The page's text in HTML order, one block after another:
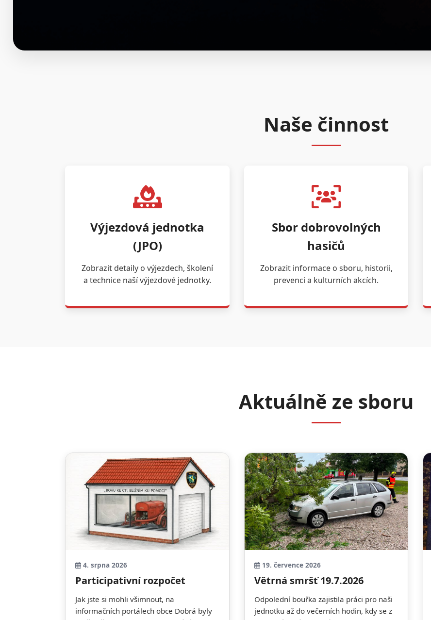
Naše činnost
Výjezdová jednotka
(JPO)
Zobrazit detaily o výjezdech, školení
a technice naší výjezdové jednotky.
Sbor dobrovolných
hasičů
Zobrazit informace o sboru, historii,
prevenci a kulturních akcích.
Aktuálně ze sboru
4. srpna 2026
Participativní rozpočet
Jak jste si mohli všimnout, na
informačních portálech obce Dobrá byly
19. července 2026
Větrná smršť 19.7.2026
Odpolední bouřka zajistila práci pro naši
jednotku až do večerních hodin, kdy se z